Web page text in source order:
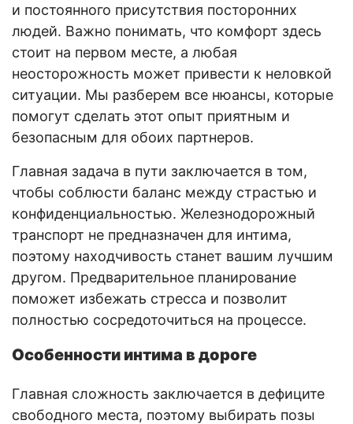
и постоянного присутствия посторонних
людей. Важно понимать, что комфорт здесь
стоит на первом месте, а любая
неосторожность может привести к неловкой
ситуации. Мы разберем все нюансы, которые
помогут сделать этот опыт приятным и
безопасным для обоих партнеров.
Главная задача в пути заключается в том,
чтобы соблюсти баланс между страстью и
конфиденциальностью. Железнодорожный
транспорт не предназначен для интима,
поэтому находчивость станет вашим лучшим
другом. Предварительное планирование
поможет избежать стресса и позволит
полностью сосредоточиться на процессе.
Особенности интима в дороге
Главная сложность заключается в дефиците
свободного места, поэтому выбирать позы